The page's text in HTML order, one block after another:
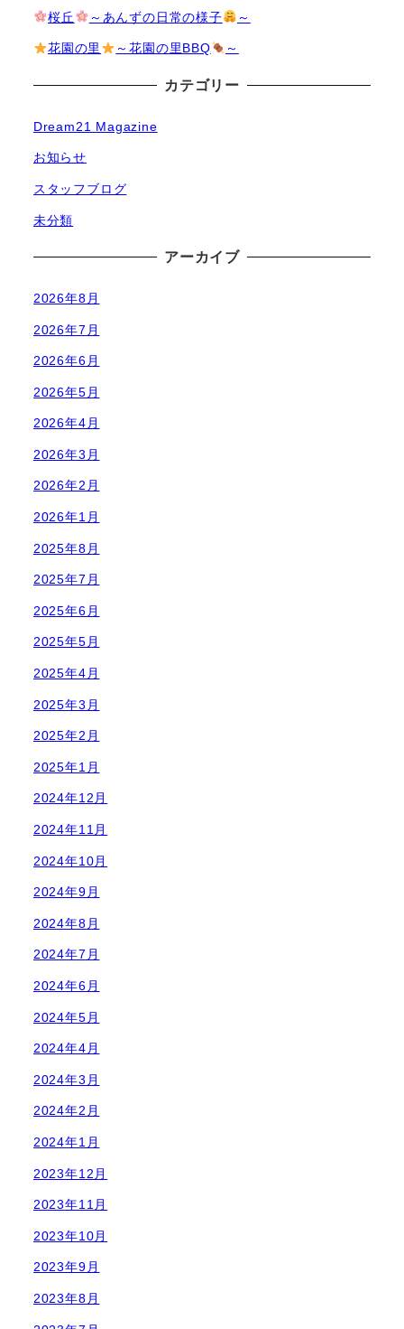
桜丘 ～あんずの日常の様子 ～
花園の里 ～花園の里BBQ ～
カテゴリー
Dream21 Magazine
お知らせ
スタッフブログ
未分類
アーカイブ
2026年8月
2026年7月
2026年6月
2026年5月
2026年4月
2026年3月
2026年2月
2026年1月
2025年8月
2025年7月
2025年6月
2025年5月
2025年4月
2025年3月
2025年2月
2025年1月
2024年12月
2024年11月
2024年10月
2024年9月
2024年8月
2024年7月
2024年6月
2024年5月
2024年4月
2024年3月
2024年2月
2024年1月
2023年12月
2023年11月
2023年10月
2023年9月
2023年8月